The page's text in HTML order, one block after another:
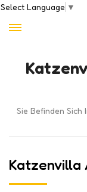
Select Language ▼
Sie Befinden Sich
Katzenvilla